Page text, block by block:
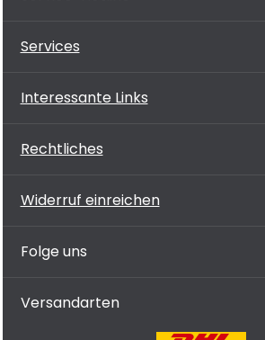
Services
Interessante Links
Rechtliches
Widerruf einreichen
Folge uns
Versandarten